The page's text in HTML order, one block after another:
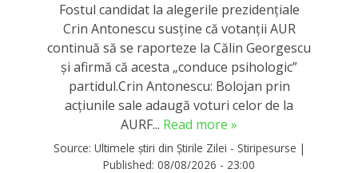
Fostul candidat la alegerile prezidențiale
Crin Antonescu susține că votanții AUR
continuă să se raporteze la Călin Georgescu
și afirmă că acesta „conduce psihologic”
partidul.Crin Antonescu: Bolojan prin
acțiunile sale adaugă voturi celor de la
AURF... Read more »
Source: Ultimele știri din Știrile Zilei - Stiripesurse |
Published: 08/08/2026 - 23:00